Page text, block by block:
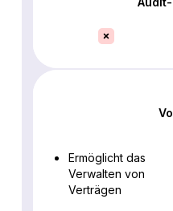
Ermöglicht das
Verwalten von
Verträgen